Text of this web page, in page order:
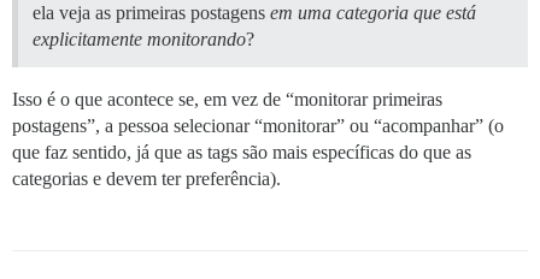
ela veja as primeiras postagens em uma categoria que está
explicitamente monitorando?
Isso é o que acontece se, em vez de “monitorar primeiras
postagens”, a pessoa selecionar “monitorar” ou “acompanhar” (o
que faz sentido, já que as tags são mais específicas do que as
categorias e devem ter preferência).